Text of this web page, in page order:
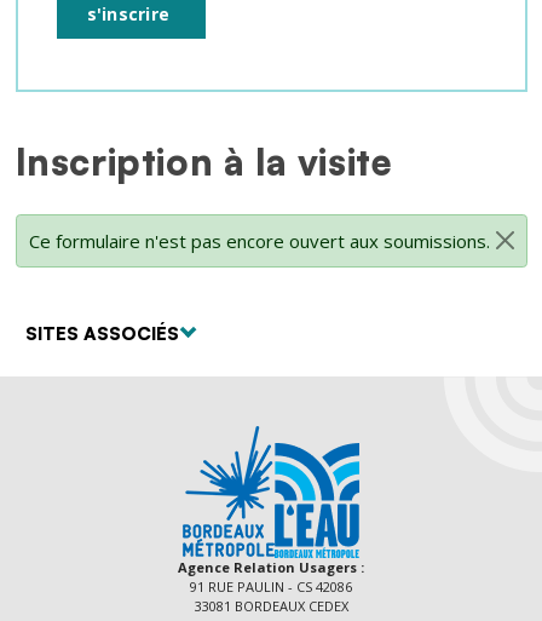
s'inscrire
Inscription à la visite
Formulaire
Message d'état
Ce formulaire n'est pas encore ouvert aux soumissions.
SITES ASSOCIÉS
Agence Relation Usagers :
91 RUE PAULIN - CS 42086
33081 BORDEAUX CEDEX